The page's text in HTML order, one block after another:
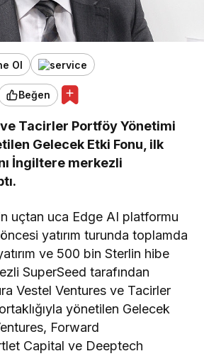
Ol
Beğen
Tacirler Portföy Yönetimi
Gelecek Etki Fonu, ilk
İngiltere merkezli
uçtan uca Edge AI platformu
yatırım turunda toplamda
ve 500 bin Sterlin hibe
SuperSeed tarafından
Vestel Ventures ve Tacirler
yönetilen Gelecek
Forward
Capital ve Deeptech